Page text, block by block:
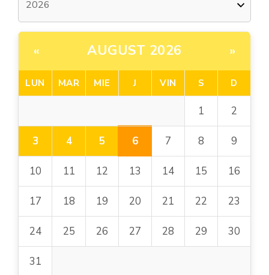
« AUGUST 2026 »
LUN MAR MIE J VIN S D
1 2
3 4 5 6 7 8 9
10 11 12 13 14 15 16
17 18 19 20 21 22 23
24 25 26 27 28 29 30
31